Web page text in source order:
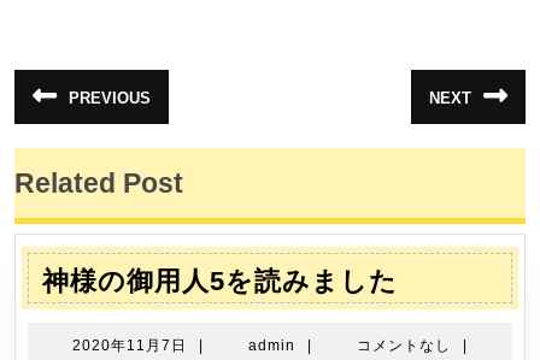
投
稿
ナ
ビ
ゲ
ー
シ
PREVIOUS
の
投
NEXT
の
投
Related Post
神様の御用人5を読みました
様
の
2020年11月7日
2020
admin admin コメントなし